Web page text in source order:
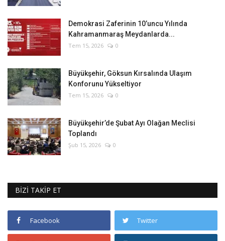
Demokrasi Zaferinin 10’uncu Yılında
Kahramanmaraş Meydanlarda...
Tem 15, 2026 0
Büyükşehir, Göksun Kırsalında Ulaşım
Konforunu Yükseltiyor
Tem 15, 2026 0
Büyükşehir’de Şubat Ayı Olağan Meclisi
Toplandı
Şub 15, 2026 0
BİZİ TAKİP ET
Facebook Twitter